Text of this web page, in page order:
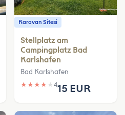
Karavan Sitesi
Stellplatz am
Campingplatz Bad
Karlshafen
Bad Karlshafen
★ ★ ★ ★ ★ 415 EUR